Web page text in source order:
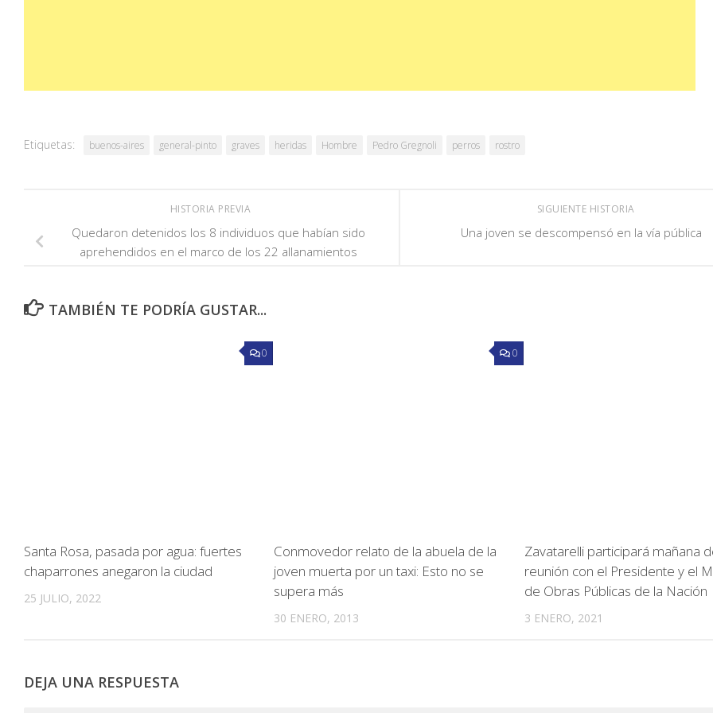
Etiquetas: buenos-aires general-pinto graves heridas Hombre Pedro Gregnoli perros rostro
SIGUIENTE HISTORIA
Una joven se descompensó en la vía pública
HISTORIA PREVIA
Quedaron detenidos los 8 individuos que habían sido
aprehendidos en el marco de los 22 allanamientos
TAMBIÉN TE PODRÍA GUSTAR...
0
Santa Rosa, pasada por agua: fuertes
chaparrones anegaron la ciudad
25 JULIO, 2022
0
Conmovedor relato de la abuela de la
joven muerta por un taxi: Esto no se
supera más
30 ENERO, 2013
Zavatarelli participará mañana
reunión con el Presidente y el
de Obras Públicas de la Nación
3 ENERO, 2021
DEJA UNA RESPUESTA